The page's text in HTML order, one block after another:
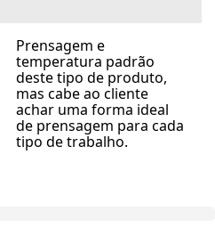
Prensagem e
temperatura padrão
deste tipo de produto,
mas cabe ao cliente
achar uma forma ideal
de prensagem para cada
tipo de trabalho.